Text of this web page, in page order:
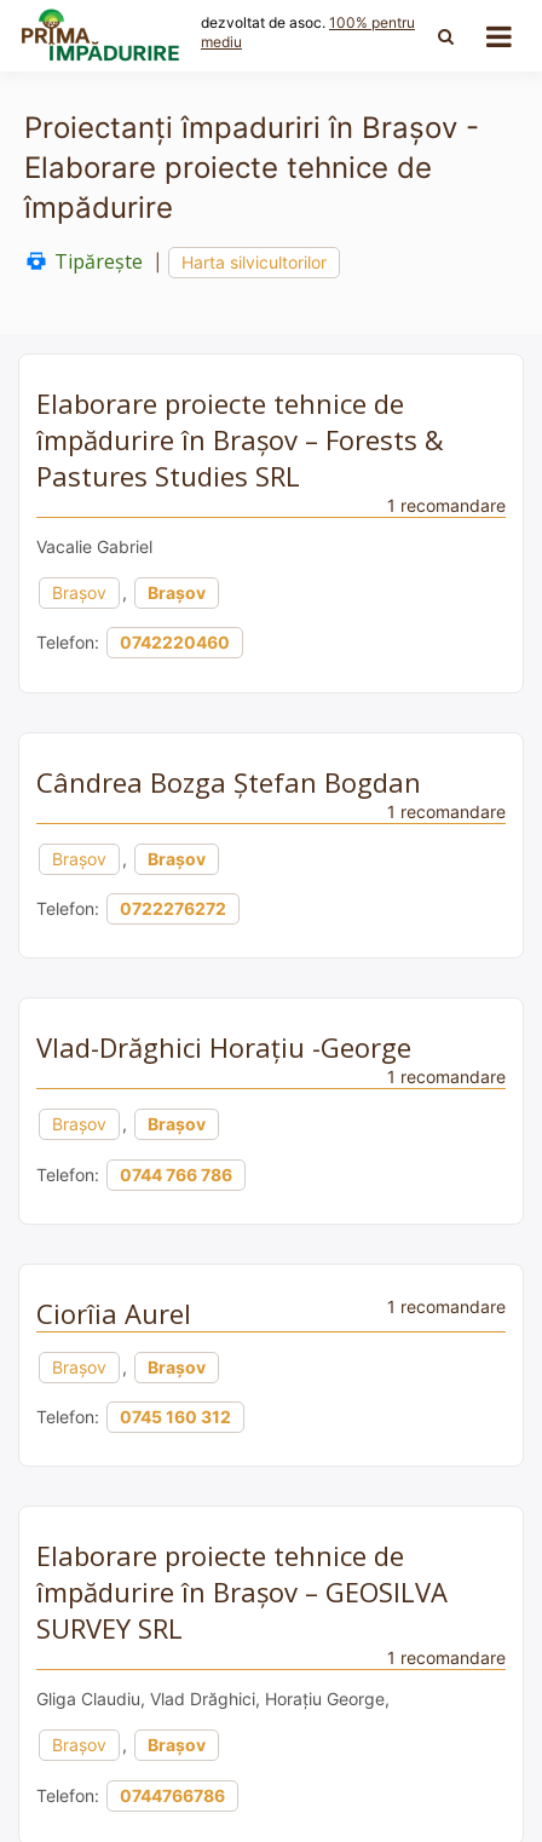
content
dezvoltat de asoc. 100% pentru
mediu
Proiectanți împaduriri în Brașov -
Elaborare proiecte tehnice de
împădurire
Tipărește Harta silvicultorilor
Elaborare proiecte tehnice de
împădurire în Brașov – Forests &
Pastures Studies SRL
1 recomandare
Vacalie Gabriel
Brașov , Brașov
Telefon: 0742220460
Cândrea Bozga Ştefan Bogdan
1 recomandare
Brașov , Brașov
Telefon: 0722276272
Vlad-Drăghici Horațiu -George
1 recomandare
Brașov , Brașov
Telefon: 0744 766 786
Ciorîia Aurel 1 recomandare
Brașov , Brașov
Telefon: 0745 160 312
Elaborare proiecte tehnice de
împădurire în Brașov – GEOSILVA
SURVEY SRL
1 recomandare
Gliga Claudiu, Vlad Drăghici, Horațiu George,
Brașov , Brașov
Telefon: 0744766786